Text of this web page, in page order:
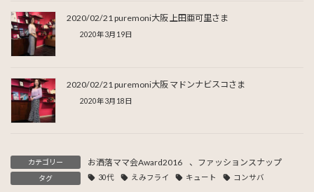
2020/02/21 puremoni大阪 上田亜可里さま
2020年3月19日
2020/02/21 puremoni大阪 マドンナビスコさま
2020年3月18日
カテゴリー お洒落ママ会Award2016 、 ファッションスナップ
タグ 30代 えみフライ キュート コンサバ